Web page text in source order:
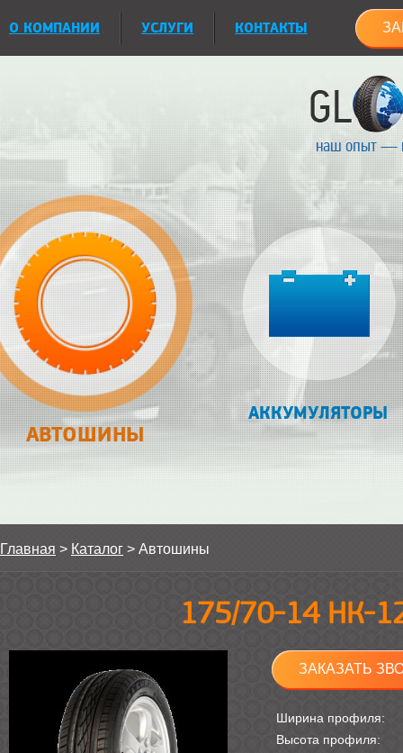
О КОМПАНИИ УСЛУГИ КОНТАКТЫ
наш опыт —
АВТОШИНЫ
АККУМУЛЯТОРЫ
Главная > Каталог > Автошины
175/70-14 НК-
ЗАКАЗАТЬ
Ширина профиля:
Высота профиля: